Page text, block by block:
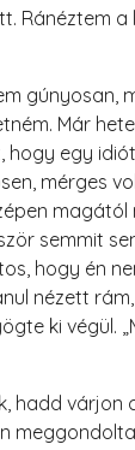
Ránéztem
gúnyosan,
Már
egy
mérges
magától
semmit
hogy én
nézett
ki végül.
várjon